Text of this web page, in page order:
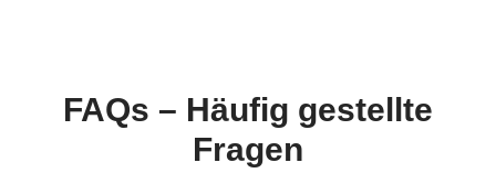
FAQs – Häufig gestellte
Fragen